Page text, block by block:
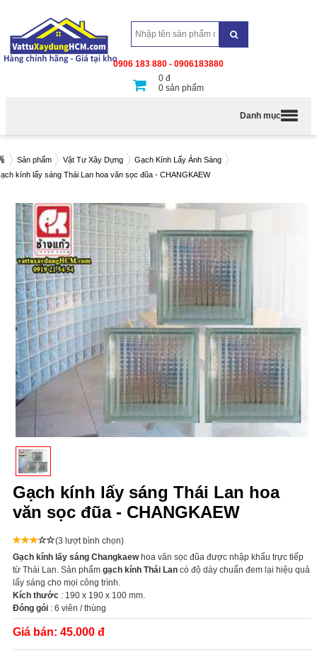
0906 183 880 - 0906183880
0 đ
0 sản phẩm
Danh mục
Sản phẩm Vật Tư Xây Dựng
Gạch Kính Lấy Ánh Sáng
kính lấy sáng Thái Lan hoa văn sọc đũa - CHANGKAEW
Gạch kính lấy sáng Thái Lan hoa
văn sọc đũa - CHANGKAEW
(3 lượt bình chọn)
Gạch kính lấy sáng Changkaewhoa văn sọc đũa được nhập khẩu trực tiếp
từ Thái Lan. Sản phẩm gạch kính Thái Lan có độ dày chuẩn đem lại hiệu quả
lấy sáng cho mọi công trình.
Kích thước : 190 x 190 x 100 mm.
Đóng gói : 6 viên / thùng
Giá bán: 45.000 đ